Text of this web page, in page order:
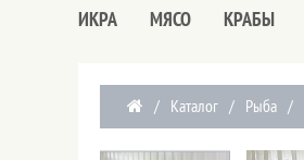
ИКРА МЯСО КРАБЫ
/ Каталог / Рыба /